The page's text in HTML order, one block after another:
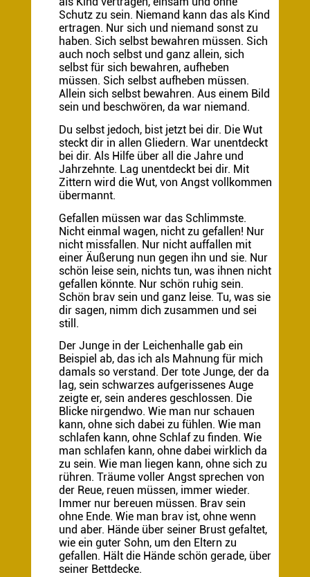
Schutz zu sein. Niemand kann das als Kind
ertragen. Nur sich und niemand sonst zu
haben. Sich selbst bewahren müssen. Sich
auch noch selbst und ganz allein, sich
selbst für sich bewahren, aufheben
müssen. Sich selbst aufheben müssen.
Allein sich selbst bewahren. Aus einem Bild
sein und beschwören, da war niemand.
Du selbst jedoch, bist jetzt bei dir. Die Wut
steckt dir in allen Gliedern. War unentdeckt
bei dir. Als Hilfe über all die Jahre und
Jahrzehnte. Lag unentdeckt bei dir. Mit
Zittern wird die Wut, von Angst vollkommen
übermannt.
Gefallen müssen war das Schlimmste.
Nicht einmal wagen, nicht zu gefallen! Nur
nicht missfallen. Nur nicht auffallen mit
einer Äußerung nun gegen ihn und sie. Nur
schön leise sein, nichts tun, was ihnen nicht
gefallen könnte. Nur schön ruhig sein.
Schön brav sein und ganz leise. Tu, was sie
dir sagen, nimm dich zusammen und sei
still.
Der Junge in der Leichenhalle gab ein
Beispiel ab, das ich als Mahnung für mich
damals so verstand. Der tote Junge, der da
lag, sein schwarzes aufgerissenes Auge
zeigte er, sein anderes geschlossen. Die
Blicke nirgendwo. Wie man nur schauen
kann, ohne sich dabei zu fühlen. Wie man
schlafen kann, ohne Schlaf zu finden. Wie
man schlafen kann, ohne dabei wirklich da
zu sein. Wie man liegen kann, ohne sich zu
rühren. Träume voller Angst sprechen von
der Reue, reuen müssen, immer wieder.
Immer nur bereuen müssen. Brav sein
ohne Ende. Wie man brav ist, ohne wenn
und aber. Hände über seiner Brust gefaltet,
wie ein guter Sohn, um den Eltern zu
gefallen. Hält die Hände schön gerade, über
seiner Bettdecke.